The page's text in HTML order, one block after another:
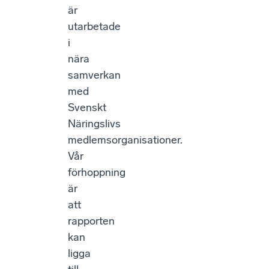
är
utarbetade
i
nära
samverkan
med
Svenskt
Näringslivs
medlemsorganisationer.
Vår
förhoppning
är
att
rapporten
kan
ligga